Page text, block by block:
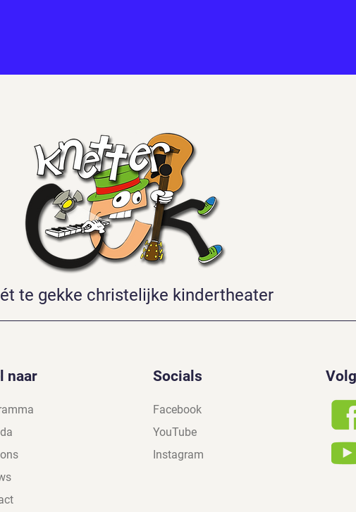
te gekke christelijke kindertheater
naar Socials
Facebook
YouTube
Instagram